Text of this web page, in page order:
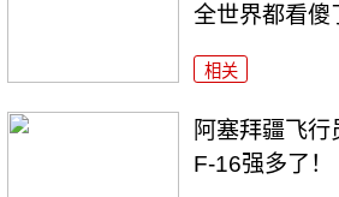
全世界都看傻
相关
阿塞拜疆飞行
F-16强多了！